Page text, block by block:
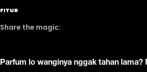
FITUR
Parfum lo wanginya nggak tahan lama?